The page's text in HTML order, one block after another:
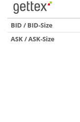
BID / BID-Size
ASK / ASK-Size